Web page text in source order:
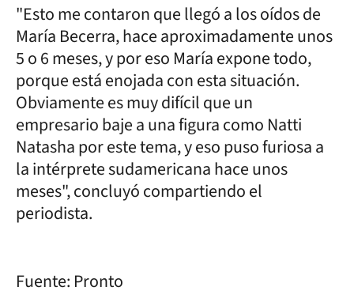
"Esto me contaron que llegó a los oídos de
María Becerra, hace aproximadamente unos
5 o 6 meses, y por eso María expone todo,
porque está enojada con esta situación.
Obviamente es muy difícil que un
empresario baje a una figura como Natti
Natasha por este tema, y eso puso furiosa a
la intérprete sudamericana hace unos
meses", concluyó compartiendo el
periodista.
Fuente: Pronto